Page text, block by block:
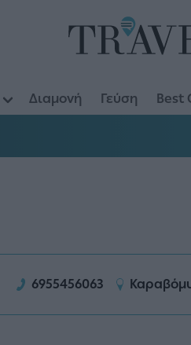
Διαμονή Γεύση Best
6955456063